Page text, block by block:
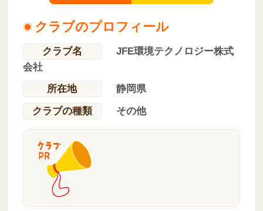
クラブのプロフィール
クラブ名
JFE環境テクノロジー株式
会社
所在地
静岡県
クラブの種類
その他